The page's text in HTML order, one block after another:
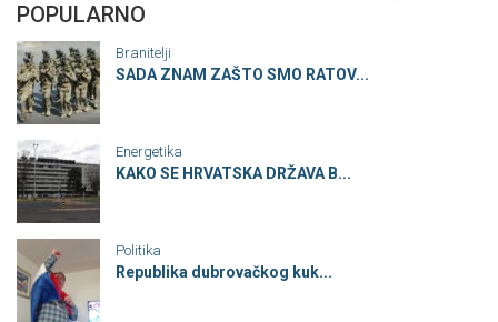
POPULARNO
Branitelji
SADA ZNAM ZAŠTO SMO RATOV...
Energetika
KAKO SE HRVATSKA DRŽAVA B...
Politika
Republika dubrovačkog kuk...